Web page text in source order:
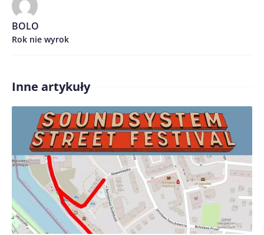
Zapamiętaj moje dane w tej przeglądarce podczas
BOLO
Rok nie wyrok
Inne artykuły